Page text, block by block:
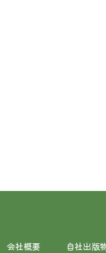
会社概要 自社出版